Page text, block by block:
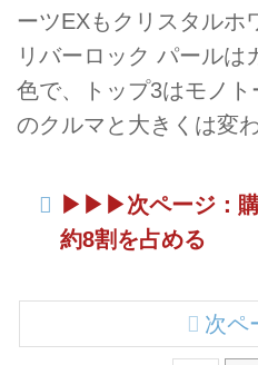
ーツEXもクリスタルホ
リバーロック パールは
色で、トップ3はモノ
のクルマと大きくは変
▶︎▶︎▶︎次ページ：購
約8割を占める
次ペ